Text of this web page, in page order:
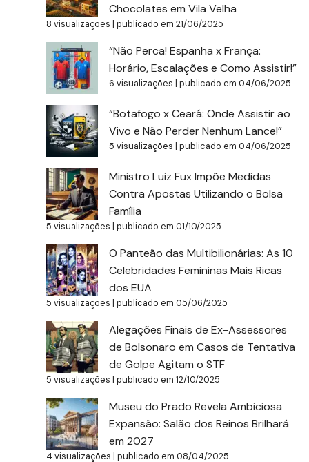
Chocolates em Vila Velha
8 visualizações |publicado em 21/06/2025
“Não Perca! Espanha x França:
Horário, Escalações e Como Assistir!”
6 visualizações |publicado em 04/06/2025
“Botafogo x Ceará: Onde Assistir ao
Vivo e Não Perder Nenhum Lance!”
5 visualizações |publicado em 04/06/2025
Ministro Luiz Fux Impõe Medidas
Contra Apostas Utilizando o Bolsa
Família
5 visualizações |publicado em 01/10/2025
O Panteão das Multibilionárias: As 10
Celebridades Femininas Mais Ricas
dos EUA
5 visualizações |publicado em 05/06/2025
Alegações Finais de Ex-Assessores
de Bolsonaro em Casos de Tentativa
de Golpe Agitam o STF
5 visualizações |publicado em 12/10/2025
Museu do Prado Revela Ambiciosa
Expansão: Salão dos Reinos Brilhará
em 2027
4 visualizações |publicado em 08/04/2025